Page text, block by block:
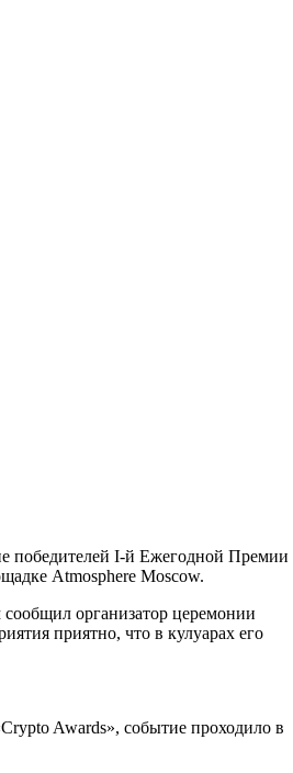
победителей I-й Ежегодной Премии
Atmosphere Moscow.
организатор церемонии
приятно, что в кулуарах его
Awards», событие проходило в